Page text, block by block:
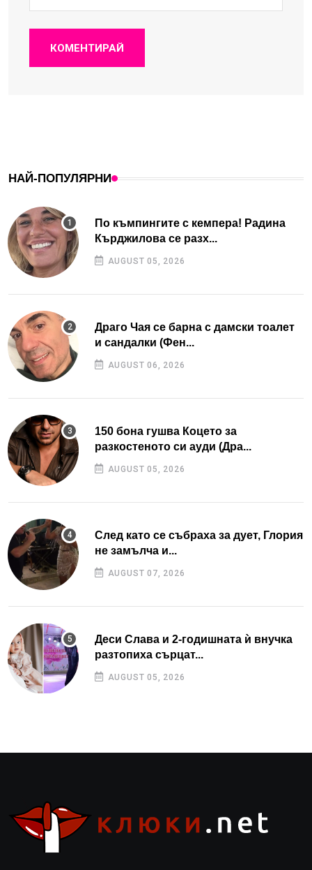
КОМЕНТИРАЙ
НАЙ-ПОПУЛЯРНИ
По къмпингите с кемпера! Радина
Кърджилова се разх...
AUGUST 05, 2026
Драго Чая се барна с дамски тоалет
и сандалки (Фен...
AUGUST 06, 2026
150 бона гушва Коцето за
разкостеното си ауди (Дра...
AUGUST 05, 2026
След като се събраха за дует, Глория
не замълча и...
AUGUST 07, 2026
Деси Слава и 2-годишната ѝ внучка
разтопиха сърцат...
AUGUST 05, 2026